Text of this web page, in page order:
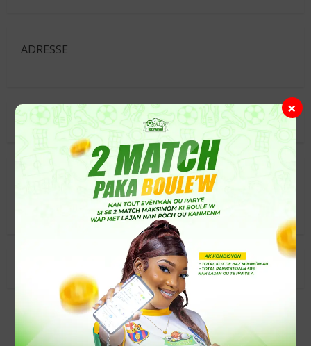
×
ADRESSE
Suivez-nous
YOU MAY HAVE MISSED